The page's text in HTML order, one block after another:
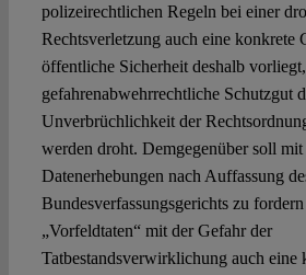
polizeirechtlichen Regeln bei einer
Rechtsverletzung auch eine konkrete
öffentliche Sicherheit deshalb
gefahrenabwehrrechtliche Schutzgut
Unverbrüchlichkeit der
werden droht. Demgegenüber soll
Datenerhebungen nach Auffassung
Bundesverfassungsgerichts zu fordern
„Vorfeldtaten“ mit der Gefahr der
Tatbestandsverwirklichung auch eine